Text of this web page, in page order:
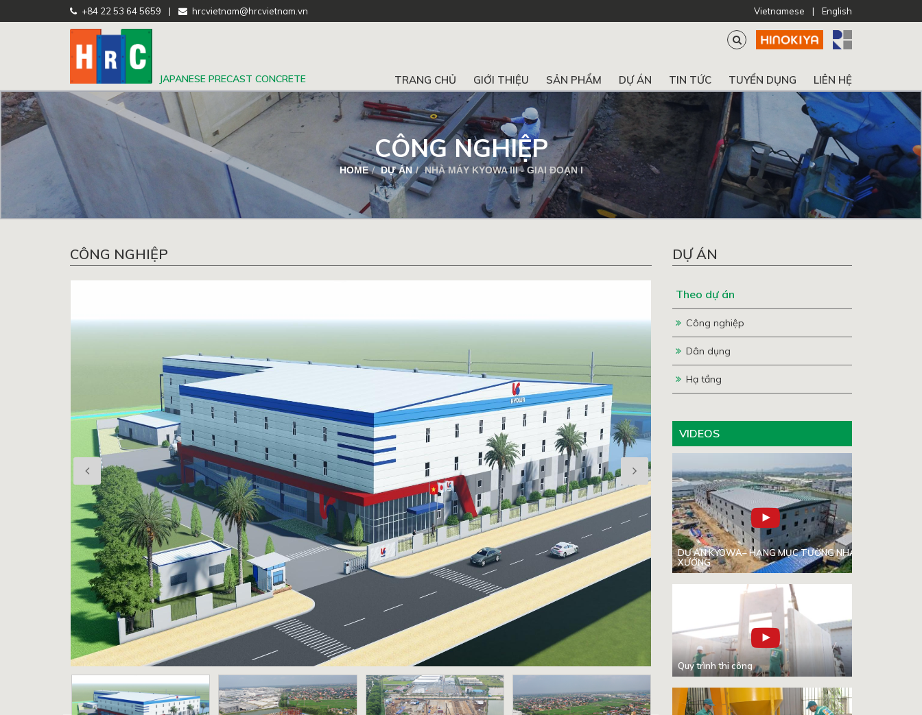
+84 22 53 64 5659 | hrcvietnam@hrcvietnam.vn Vietnamese | English
JAPANESE PRECAST CONCRETE TRANG CHỦ GIỚI THIỆU SẢN PHẨM DỰ ÁN TIN TỨC TUYỂN DỤNG LIÊN HỆ
CÔNG NGHIỆP
HOME DỰ ÁN NHÀ MÁY KYOWA III - GIAI ĐOẠN I
CÔNG NGHIỆP DỰ ÁN
Theo dự án
Công nghiệp
Dân dụng
Hạ tầng
VIDEOS
DỰ ÁN KYOWA– HẠNG MỤC TƯỜNG NHÀ
XƯỞNG
Quy trình thi công